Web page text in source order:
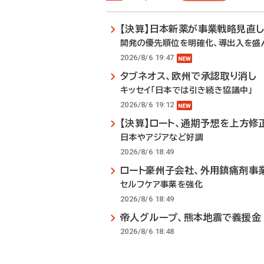
【決算】日本新薬が事業戦略見直し
開発の優先順位を明確化、導出入を盛
2026/8/6 19:47
タブネオス、欧州で承認取り消し
キッセイ「日本では引き続き協議中」
2026/8/6 19:12
【決算】ロート、通期予想を上方修
日本やアジアなど好調
2026/8/6 18:49
ロート豪州子会社、外用鎮痛剤事
セルフケア事業を強化
2026/8/6 18:49
帝人グループ、熊本地震で義援金
2026/8/6 18:48